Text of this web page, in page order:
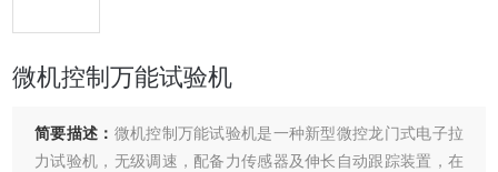
微机控制万能试验机
简要描述： 微机控制万能试验机是一种新型微控龙门式电子拉
力试验机，无级调速，配备力传感器及伸长自动跟踪装置，在